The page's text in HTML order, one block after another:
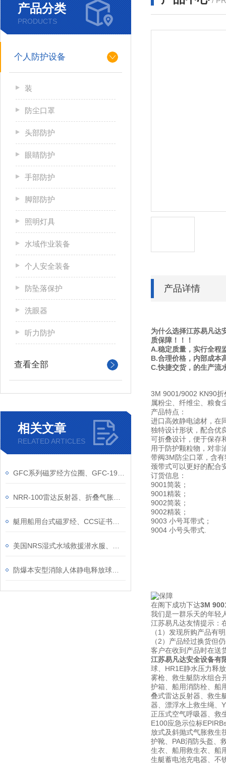
产品分类
PRODUCTS
个人防护设备
装
防尘口罩
头部防护
眼睛防护
手部防护
脚部防护
照明灯具
水域作业装备
个人安全装备
防坠落保护
洗眼器
听力防护
查看全部
相关文章
RELATED ARTICLES
产品详情
为什么选择江苏易凡达
质保障！！！
A.稳定质量，实行全程
B.合理价格，内部成本
C.快捷交货，的生产流
3M 9001/9002 KN90折
属粉尘、纤维尘、粮食
产品特点：
进口高效静电滤材，在
独特设计形状，配合优
可折叠设计，便于保存
用于防护颗粒物，对非
带阀3M防尘口罩，含
颈带式可以更好的配合
订货信息：
9001简装；
9001精装；
9002简装；
9002精装；
9003 小号耳带式；
9004 小号头带式.
在阁下成功下达3M
我们是一群乐天的年轻
江苏易凡达友情提示：
（1）发现所购产品有
（2）产品经过换货但
客户在收到产品时在送
江苏易凡达安全设备有
球、HR1E静水压力释
雾枪、救生艇防水组合
护箱、船用消防栓、船
叠式雷达反射器、救生
器、漂浮水上救生绳、
正压式空气呼吸器、救
E100应急示位标
放式及斜抛式气胀救生
护靴、PAB消防头盔、
生衣、船用救生衣、船
生艇蓄电池充电器、不